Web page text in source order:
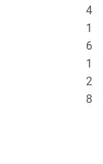
4
1
6
1
2
8